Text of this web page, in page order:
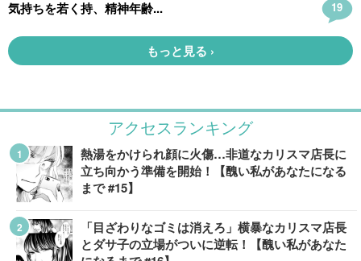
アクセスランキング
熱湯をかけられ顔に火傷…非道なカリスマ店長に
立ち向かう準備を開始！【醜い私があなたになる
まで #15】
「目ざわりなゴミは消えろ」横暴なカリスマ店長
とダサ子の立場がついに逆転！【醜い私があなた